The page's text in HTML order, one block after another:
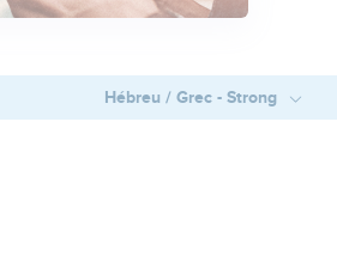
Hébreu / Grec - Strong